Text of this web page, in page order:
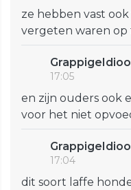
ze hebben vast
vergeten waren op
17:05
en zijn ouders ook
voor het niet
17:04
dit soort laffe